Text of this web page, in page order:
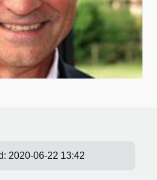
2020-06-22 13:42